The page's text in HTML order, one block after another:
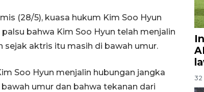
(28/5), kuasa hukum Kim Soo Hyun
bahwa Kim Soo Hyun telah menjalin
sejak aktris itu masih di bawah umur.
Soo Hyun menjalin hubungan jangka
umur dan bahwa tekanan dari
32